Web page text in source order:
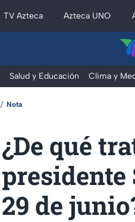
TV Azteca Azteca UNO
Salud y Educación Clima y
Nota
¿De qué
presidente
29 de